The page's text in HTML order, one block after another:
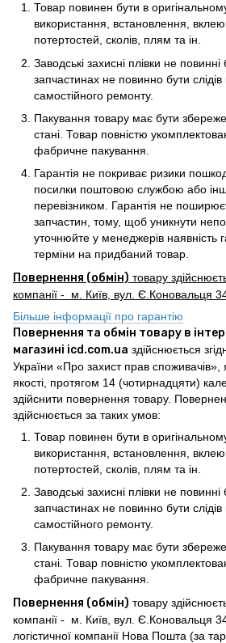
Товар повинен бути в
використання, встановлення,
потертостей, сколів, плям та ін.
Заводські захисні плівки не повинні
запчастинах не повинно бути
самостійного ремонту.
Пакування товару має бути
стані. Товар повністю
фабричне пакування.
Гарантія не покриває ризики
посилки поштовою службою або
перевізником. Гарантія не
запчастин, тому, щоб уникнути
уточнюйте у менеджерів наявність
терміни на придбаний товар.
Повернення (обмін) товару
компанії - м. Київ, вул. Є.Коновальця
Більше інформації про гарантію
Повернення та обмін товару в
магазині icd.com.ua здійснюється
України «Про захист прав споживачів»,
якості, протягом 14 (чотирнадцяти)
здійснити повернення товару.
здійснюється за таких умов:
Товар повинен бути в
використання, встановлення,
потертостей, сколів, плям та ін.
Заводські захисні плівки не повинні
запчастинах не повинно бути
самостійного ремонту.
Пакування товару має бути
стані. Товар повністю
фабричне пакування.
Повернення (обмін) товару
компанії - м. Київ, вул. Є.Коновальця
логістичної компанії Нова Пошта (за